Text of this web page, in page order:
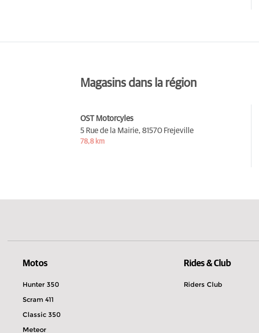
Magasins dans la région
OST Motorcyles
5 Rue de la Mairie, 81570 Frejeville
78,8 km
Motos
Hunter 350
Scram 411
Classic 350
Meteor
Rides & Club
Riders Club